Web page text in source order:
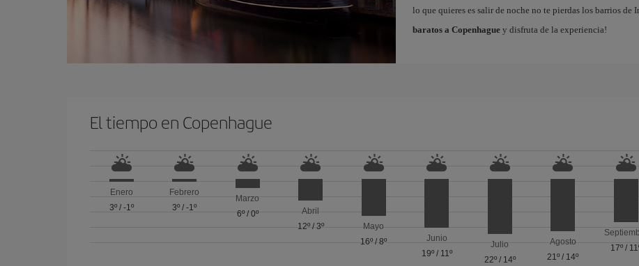
lo que quieres es salir de noche no te pierdas los barrios de
baratos a Copenhaguey disfruta de la experiencia!
El tiempo en Copenhague
Enero
3º/ -1º
Febrero
3º /-1º
Marzo
6º/ 0º
Abril
12º/ 3º
Mayo
16º /8º
Junio
19º/ 11º
Julio
22º/ 14º
Agosto
21º / 14º
17º /